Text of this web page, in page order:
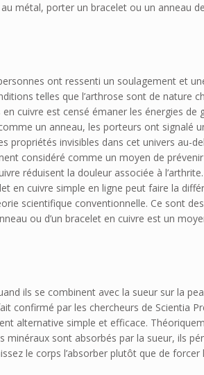
métal, porter un bracelet ou un anneau
ont ressenti un soulagement et
telles que l’arthrose sont de nature
cuivre est censé émaner les énergies
un anneau, les porteurs ont signalé
propriétés invisibles dans cet univers au-
considéré comme un moyen de
réduisent la douleur associée à
en cuivre simple en ligne peut faire la
scientifique conventionnelle. Ce sont
ou d’un bracelet en cuivre est un
ils se combinent avec la sueur sur la
confirmé par les chercheurs de Scientia
alternative simple et efficace.
sont absorbés par la sueur, ils
le corps l’absorber plutôt que de forcer